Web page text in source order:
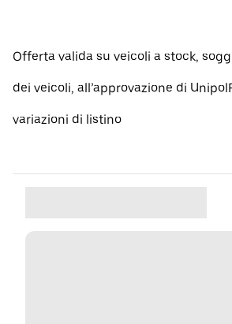
Offerta valida su veicoli a stock,
dei veicoli, all’approvazione di
variazioni di listino